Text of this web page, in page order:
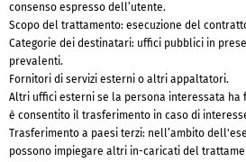
consenso espresso dell’utente.
Scopo del trattamento: esecuzione del
Categorie dei destinatari: uffici pubblici in
prevalenti.
Fornitori di servizi esterni o altri appaltatori.
Altri uffici esterni se la persona interessata
è consentito il trasferimento in caso di
Trasferimento a paesi terzi: nell’ambito
possono impiegare altri in-caricati del